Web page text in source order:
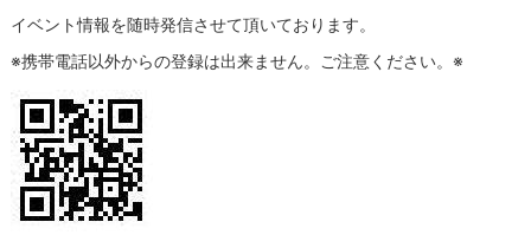
イベント情報を随時発信させて頂いております。
※携帯電話以外からの登録は出来ません。ご注意ください。※